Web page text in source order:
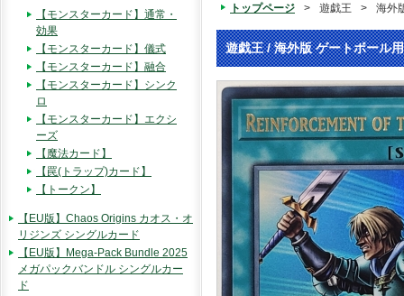
トップページ > 遊戯王 > 海外
遊戯王 / 海外版 ゲートボール
【モンスターカード】通常・
効果
【モンスターカード】儀式
【モンスターカード】融合
【モンスターカード】シンク
ロ
【モンスターカード】エクシ
ーズ
【魔法カード】
【罠(トラップ)カード】
【トークン】
【EU版】Chaos Origins カオス・オ
リジンズ シングルカード
【EU版】Mega-Pack Bundle 2025
メガパックバンドル シングルカー
ド